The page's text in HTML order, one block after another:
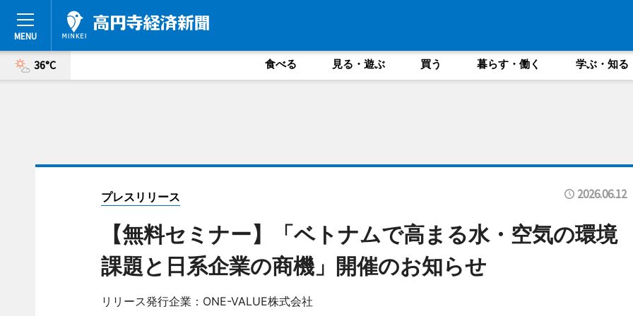
36°C 食べる 見る・遊ぶ 買う 暮らす・働く 学ぶ・知る
プレスリリース 2026.06.12
【無料セミナー】「ベトナムで高まる水・空気の環境
課題と日系企業の商機」開催のお知らせ
リリース発行企業：ONE-VALUE株式会社